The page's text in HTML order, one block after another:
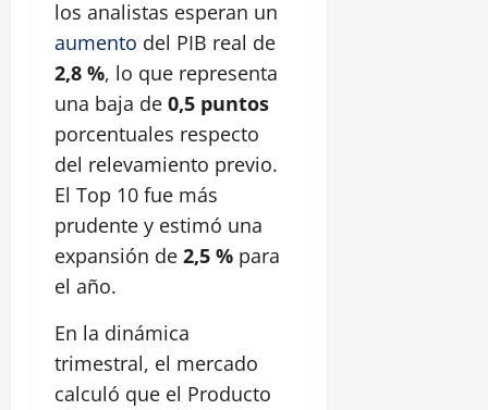
los analistas esperan un
aumento del PIB real de
2,8 %, lo que representa
una baja de 0,5 puntos
porcentuales respecto
del relevamiento previo.
El Top 10 fue más
prudente y estimó una
expansión de 2,5 % para
el año.
En la dinámica
trimestral, el mercado
calculó que el Producto